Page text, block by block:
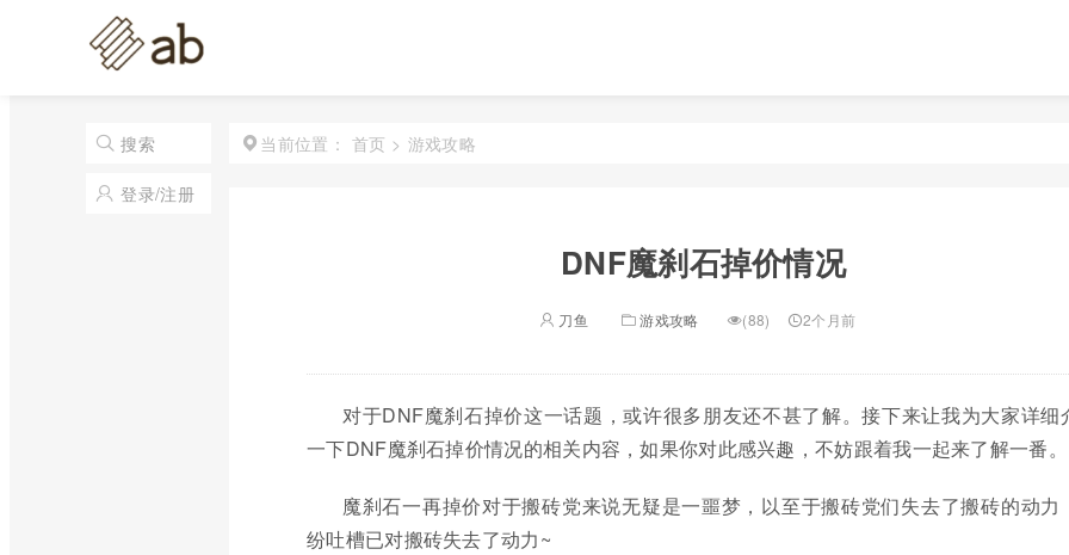
搜索
登录/注册
当前位置： 首页 > 游戏攻略
DNF魔刹石掉价情况
刀鱼 游戏攻略 (88) 2个月前
对于DNF魔刹石掉价这一话题，或许很多朋友还不甚了解。接下来让我为大家详细
一下DNF魔刹石掉价情况的相关内容，如果你对此感兴趣，不妨跟着我一起来了解一番。
魔刹石一再掉价对于搬砖党来说无疑是一噩梦，以至于搬砖党们失去了搬砖的动力
纷吐槽已对搬砖失去了动力~